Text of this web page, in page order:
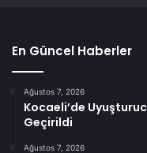
En Güncel Haberler
Ağustos 7, 2026
Kocaeli’de
Geçirildi
Ağustos 7, 2026